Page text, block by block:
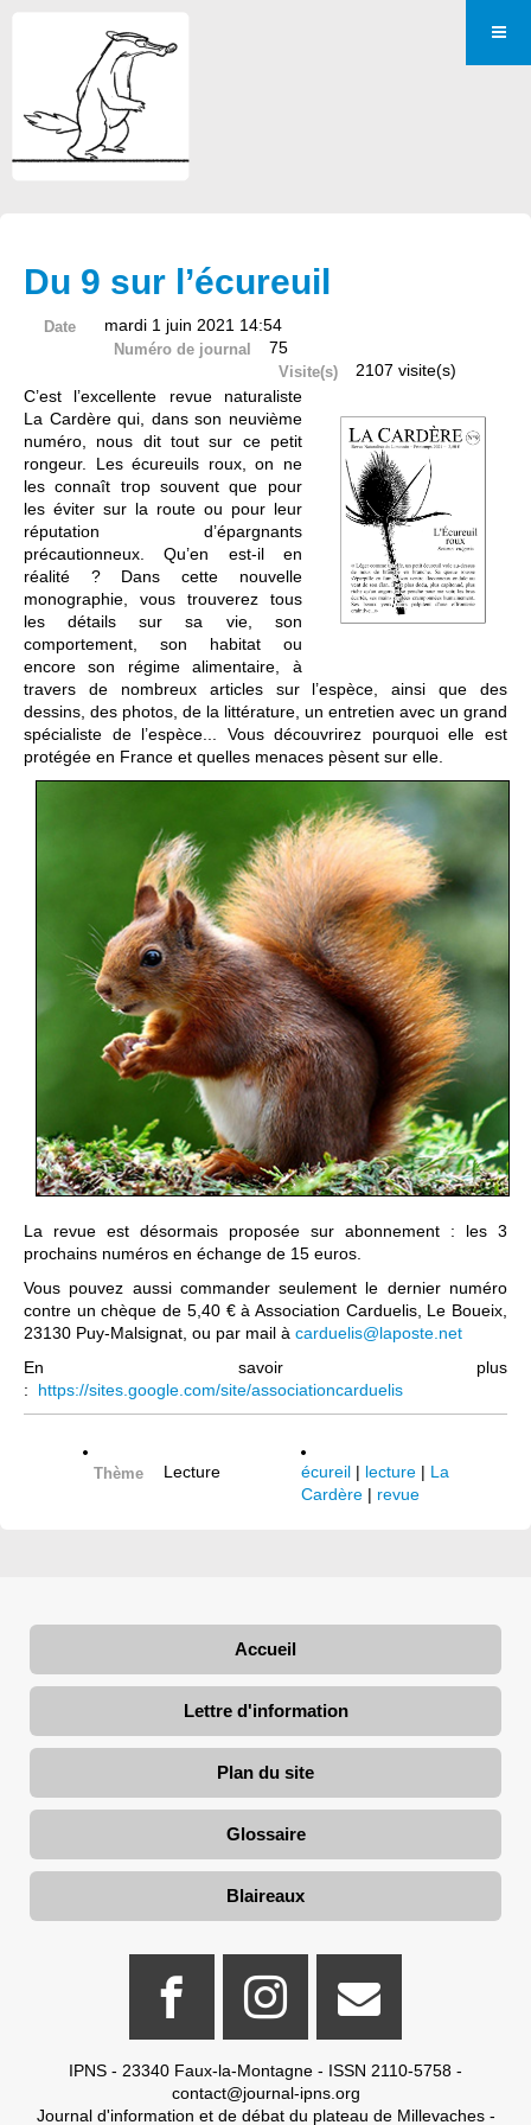
Du 9 sur l’écureuil
Date mardi 1 juin 2021 14:54
Numéro de journal 75
Visite(s)
2107 visite(s)
C’est l’excellente revue naturaliste
La Cardère qui, dans son neuvième
numéro, nous dit tout sur ce petit
rongeur. Les écureuils roux, on ne
les connaît trop souvent que pour
les éviter sur la route ou pour leur
réputation d’épargnants
précautionneux. Qu’en est-il en
réalité ? Dans cette nouvelle
monographie, vous trouverez tous
les détails sur sa vie, son
comportement, son habitat ou
encore son régime alimentaire, à
travers de nombreux articles sur l’espèce, ainsi que des
dessins, des photos, de la littérature, un entretien avec un grand
spécialiste de l’espèce... Vous découvrirez pourquoi elle est
protégée en France et quelles menaces pèsent sur elle.
La revue est désormais proposée sur abonnement : les 3
prochains numéros en échange de 15 euros.
Vous pouvez aussi commander seulement le dernier numéro
contre un chèque de 5,40 € à Association Carduelis, Le Boueix,
23130 Puy-Malsignat, ou par mail à carduelis@laposte.net
En savoir plus
: https://sites.google.com/site/associationcarduelis
Thème Lecture écureil | lecture | La
Cardère | revue
Accueil
Lettre d'information
Plan du site
Glossaire
Blaireaux
IPNS - 23340 Faux-la-Montagne - ISSN 2110-5758 -
contact@journal-ipns.org
Journal d'information et de débat du plateau de Millevaches -